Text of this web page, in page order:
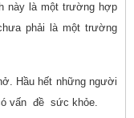
này là một trường hợp
phải là một trường
Hầu hết những người
vấn đề sức khỏe.